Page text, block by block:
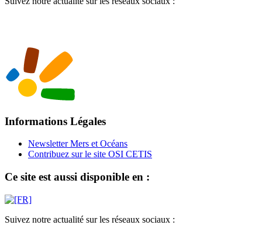
Informations Légales
Newsletter Mers et Océans
Contribuez sur le site OSI CETIS
Ce site est aussi disponible en :
Suivez notre actualité sur les réseaux sociaux :